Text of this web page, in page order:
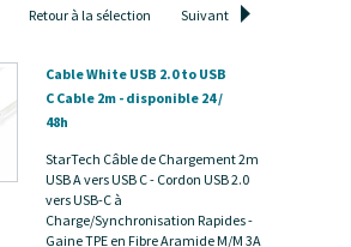
Retour à la sélection Suivant
Cable White USB 2.0 to USB
C Cable 2m - disponible 24 /
48h
StarTech Câble de Chargement 2m
USB A vers USB C - Cordon USB 2.0
vers USB-C à
Charge/Synchronisation Rapides -
Gaine TPE en Fibre Aramide M/M 3A